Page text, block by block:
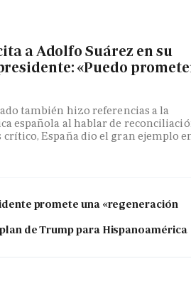
a Adolfo Suárez en su
«Puedo
también hizo referencias a la
española al hablar de
España dio el gran ejemplo
promete una «regeneración
de Trump para Hispanoamérica